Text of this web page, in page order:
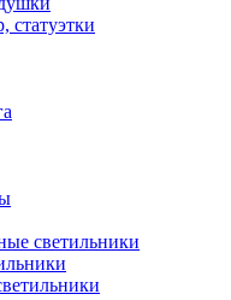
статуэтки
светильники